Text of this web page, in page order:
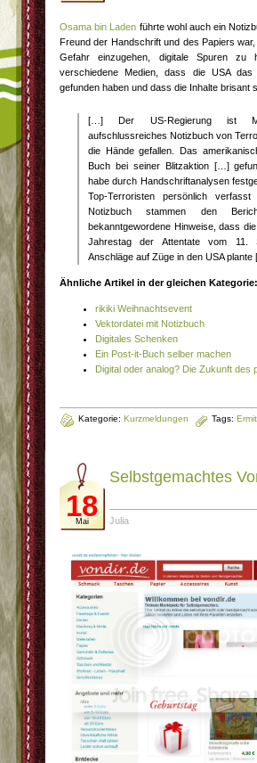
Osama bin Laden führte wohl auch ein
Freund der Handschrift und des Papiers
Gefahr einzugehen, digitale Spuren zu
verschiedene Medien, dass die USA
gefunden haben und dass die Inhalte brisant
[…] Der US-Regierung ist
aufschlussreiches Notizbuch von
die Hände gefallen. Das
Buch bei seiner Blitzaktion […]
habe durch Handschriftanalysen
Top-Terroristen persönlich
Notizbuch stammen den
bekanntgewordene Hinweise, dass
Jahrestag der Attentate vom 11.
Anschläge auf Züge in den USA
Ähnliche Artikel in der gleichen Kategorie:
rikiki Weihnachtsevent
Vektordatei mit Notizbuch
Digitales Schenken
Ein Post-it-Buch selber machen
Digital oder analog? Die Zukunft des
Kategorie: Kurzmeldungen Tags:
18
Mai
Selbstgemachtes
Julia